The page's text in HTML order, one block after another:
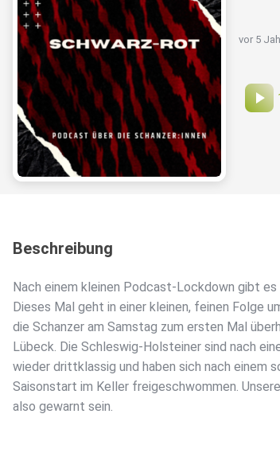
vor 5
Beschreibung
Nach einem kleinen Podcast-Lockdown gibt es
Dieses Mal geht in einer kleinen, feinen Folge
die Schanzer am Samstag zum ersten Mal
Lübeck. Die Schleswig-Holsteiner sind nach
wieder drittklassig und haben sich nach einem
Saisonstart im Keller freigeschwommen.
also gewarnt sein.